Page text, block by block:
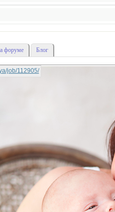
форуме Блог
job/112905/